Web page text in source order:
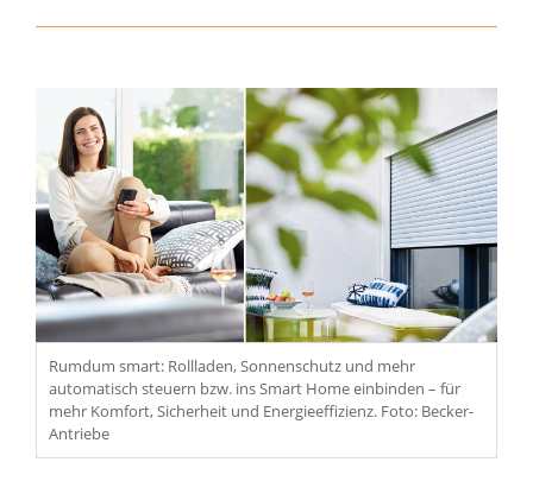
Rumdum smart: Rollladen, Sonnenschutz und mehr
automatisch steuern bzw. ins Smart Home einbinden – für
mehr Komfort, Sicherheit und Energieeffizienz. Foto: Becker-
Antriebe